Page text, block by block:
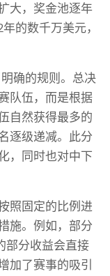
大，奖金池逐年
的数千万美元，
确的规则。总决
队伍，而是根据
自然获得最多的
逐级递减。此分
，同时也对中下
照固定的比例进
施。例如，部分
部分收益会直接
加了赛事的吸引